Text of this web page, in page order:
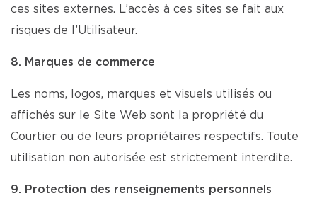
ces sites externes. L’accès à ces sites se fait aux
risques de l’Utilisateur.
8. Marques de commerce
Les noms, logos, marques et visuels utilisés ou
affichés sur le Site Web sont la propriété du
Courtier ou de leurs propriétaires respectifs. Toute
utilisation non autorisée est strictement interdite.
9. Protection des renseignements personnels